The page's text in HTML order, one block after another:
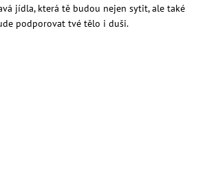
jídla, která tě budou nejen sytit, ale také
bude podporovat tvé tělo i duši.